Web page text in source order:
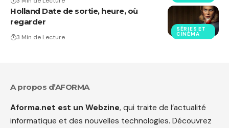
SÉRIES ET
CINÉMA
Holland Date de sortie, heure, où
regarder
3 Min de Lecture
A propos d’AFORMA
Aforma.net est un Webzine, qui traite de l’actualité
informatique et des nouvelles technologies. Découvrez